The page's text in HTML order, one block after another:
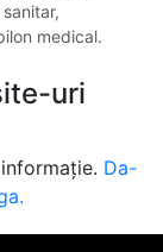
medical.
uri
Da-